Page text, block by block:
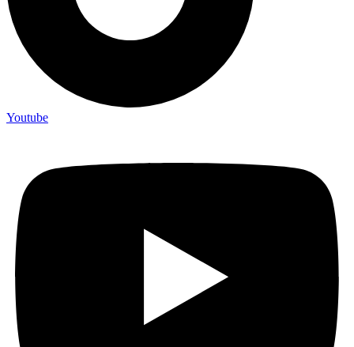
Youtube